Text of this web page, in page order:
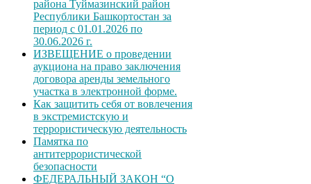
района Туймазинский район
Республики Башкортостан за
период с 01.01.2026 по
30.06.2026 г.
ИЗВЕЩЕНИЕ о проведении
аукциона на право заключения
договора аренды земельного
участка в электронной форме.
Как защитить себя от вовлечения
в экстремистскую и
террористическую деятельность
Памятка по
антитеррористической
безопасности
ФЕДЕРАЛЬНЫЙ ЗАКОН “О